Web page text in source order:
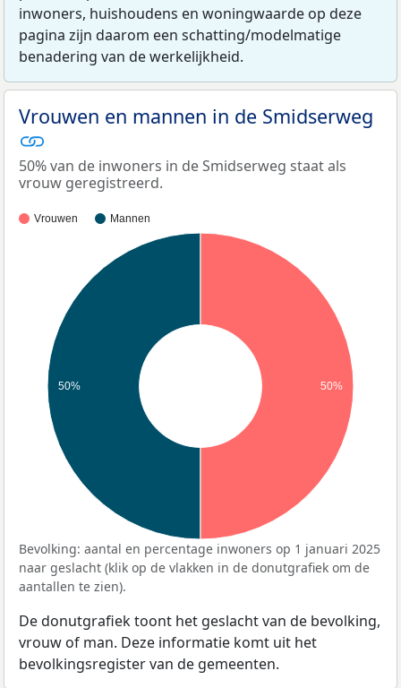
inwoners, huishoudens en woningwaarde op deze
pagina zijn daarom een schatting/modelmatige
benadering van de werkelijkheid.
Vrouwen en mannen in de Smidserweg
50% van de inwoners in de Smidserweg staat als
vrouw geregistreerd.
Vrouwen Mannen
50% 50%
Bevolking: aantal en percentage inwoners op 1 januari 2025
naar geslacht (klik op de vlakken in de donutgrafiek om de
aantallen te zien).
De donutgrafiek toont het geslacht van de bevolking,
vrouw of man. Deze informatie komt uit het
bevolkingsregister van de gemeenten.